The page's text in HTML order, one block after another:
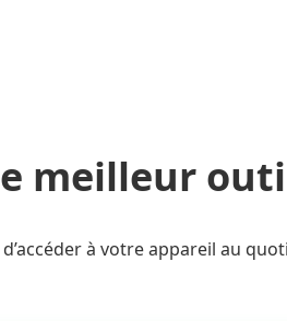
meilleur
à votre appareil au